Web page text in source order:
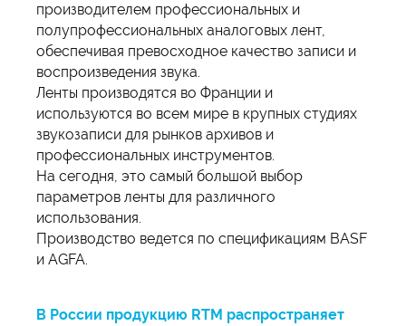
производителем профессиональных и
полупрофессиональных аналоговых лент,
обеспечивая превосходное качество записи и
воспроизведения звука.
Ленты производятся во Франции и
используются во всем мире в крупных студиях
звукозаписи для рынков архивов и
профессиональных инструментов.
На сегодня, это самый большой выбор
параметров ленты для различного
использования.
Производство ведется по спецификациям BASF
и AGFA.
В России продукцию RTM распространяет